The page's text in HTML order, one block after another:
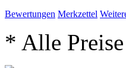
Bewertungen Merkzettel
* Alle